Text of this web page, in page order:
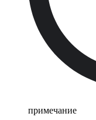
примечание